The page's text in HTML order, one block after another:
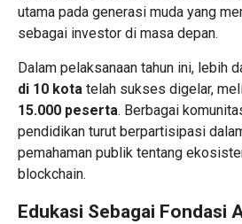
utama pada generasi muda yang
sebagai investor di masa depan.
Dalam pelaksanaan tahun ini, lebih
di 10 kota telah sukses digelar,
15.000 peserta. Berbagai
pendidikan turut berpartisipasi
pemahaman publik tentang
blockchain.
Edukasi Sebagai Fondasi